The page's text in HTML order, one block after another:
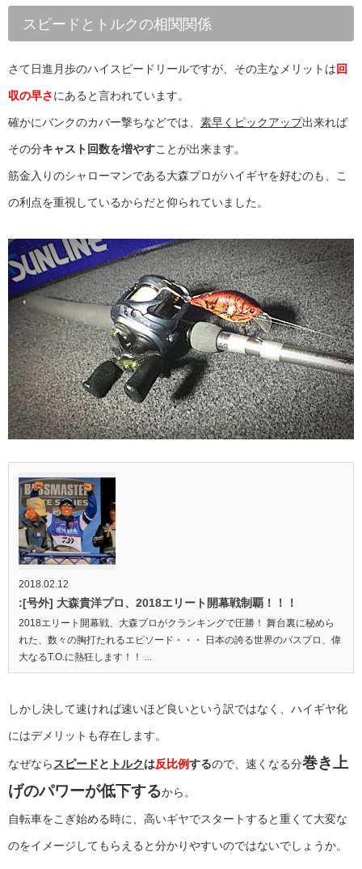
スピードとトルクの相関関係
さて日進月歩のハイスピードリールですが、その主なメリットは回
収の早さにあると言われています。
確かにバンクのカバー撃ちなどでは、 素早くピックアップ出来れば
その分キャスト回数を増やすことが出来ます。
筋金入りのシャローマンである大森プロがハイギヤを好むのも、こ
の利点を重視しているからだと仰られていました。
2018.02.12
:[号外] 大森貴洋プロ、2018エリート開幕戦制覇！！！
2018エリート開幕戦、大森プロがクランキングで圧勝！ 舞台裏に秘めら
れた、数々の胸打たれるエピソード・・・ 日本の誇る世界のバスプロ、偉
大なるT.O.に熱狂します！！ ...
しかし決して速ければ速いほど良いという訳ではなく、ハイギヤ化
にはデメリットも存在します。
なぜならスピードと トルクは反比例するので、速くなる分巻き上
げのパワーが低下するから。
自転車をこぎ始める時に、高いギヤでスタートすると重くて大変な
のをイメージしてもらえると分かりやすいのではないでしょうか。